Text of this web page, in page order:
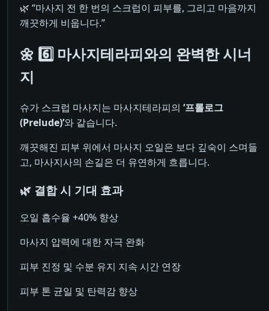
🌿 “마사지 전 한 번의 스크럽이 피부를, 그리고 마음까지
깨끗하게 비웁니다.”
🌼 6️⃣ 마사지테라피와의 완벽한 시너
지
슈가 스크럽 마사지는 마사지테라피의 ‘프롤로그
(Prelude)’와 같습니다.
깨끗해진 피부 위에서 마사지 오일은 보다 깊숙이 스며들
고, 마사지사의 손길은 더 유연하게 흐릅니다.
🌿 결합 시 기대 효과
오일 흡수율 +40% 향상
마사지 압력에 대한 자극 완화
피부 진정 및 수분 유지 지속 시간 연장
피부 톤 균일 및 탄력감 향상